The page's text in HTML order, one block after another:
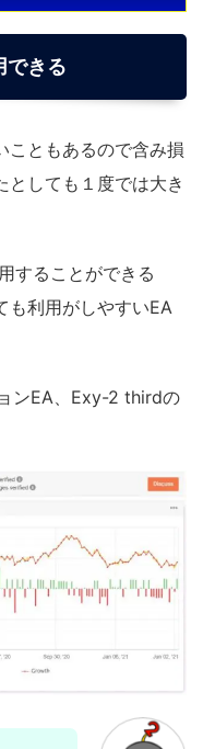
できる
こともあるので含み損
としても１度では大き
することができる
も利用がしやすいEA
ンEA、Exy-2 thirdの